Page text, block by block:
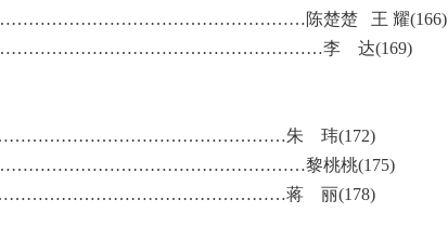
………………………………………………………陈楚楚 王 耀(166)
李 达(169)
式…………………………………………………朱 玮(172)
建设………………………………………………黎桃桃(175)
台…………………………………………………蒋 丽(178)